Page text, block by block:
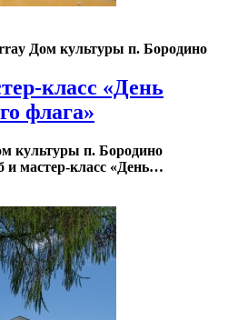
Дом культуры п. Бородино
класс «День
флага»
культуры п. Бородино
и мастер-класс «День…